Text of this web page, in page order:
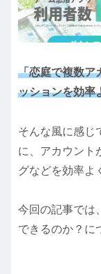
「恋庭で複数ア
ッションを効率
そんな風に感じ
に、アカウント
グなどを効率よ
今回の記事では
できるのか？に